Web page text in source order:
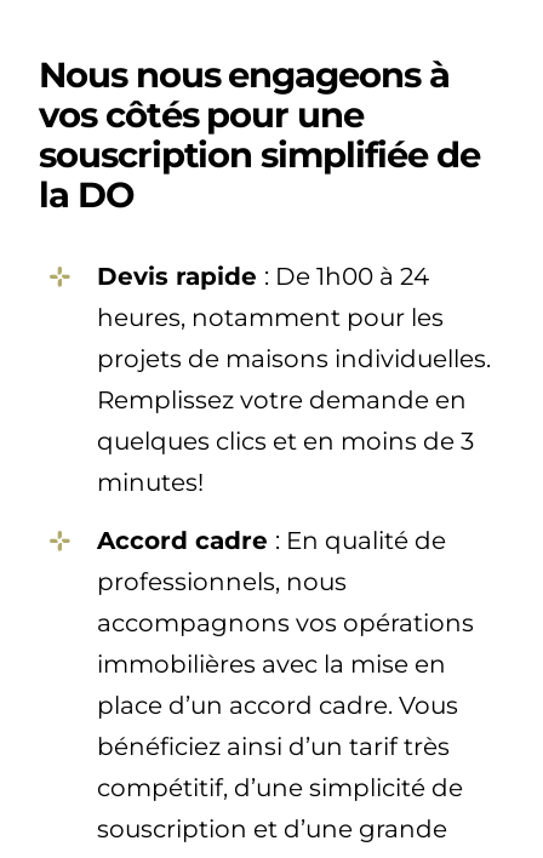
Nous nous engageons à
vos côtés pour une
souscription simplifiée de
la DO
Devis rapide : De 1h00 à 24
heures, notamment pour les
projets de maisons individuelles.
Remplissez votre demande en
quelques clics et en moins de 3
minutes!
Accord cadre : En qualité de
professionnels, nous
accompagnons vos opérations
immobilières avec la mise en
place d’un accord cadre. Vous
bénéficiez ainsi d’un tarif très
compétitif, d’une simplicité de
souscription et d’une grande